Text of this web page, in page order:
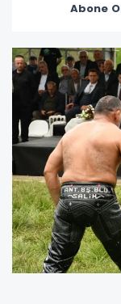
Abone